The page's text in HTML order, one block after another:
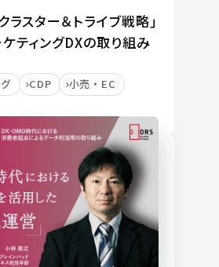
ラスター＆トライブ戦略」
ティングDXの取り組み
CDP
小売・EC